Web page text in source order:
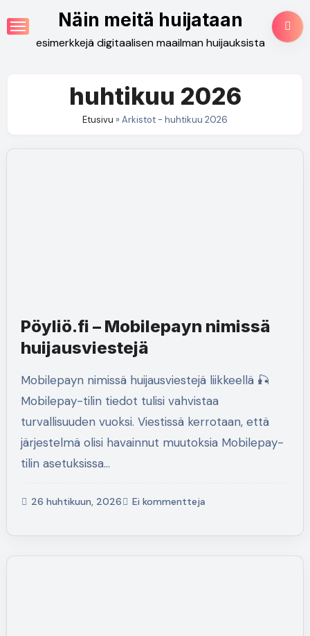
to
content
Näin meitä huijataan
esimerkkejä digitaalisen maailman huijauksista
huhtikuu 2026
Etusivu »Arkistot - huhtikuu 2026
Pöyliö.fi – Mobilepayn nimissä
huijausviestejä
Mobilepayn nimissä huijausviestejä liikkeellä 🎣
Mobilepay-tilin tiedot tulisi vahvistaa
turvallisuuden vuoksi. Viestissä kerrotaan, että
järjestelmä olisi havainnut muutoksia Mobilepay-
tilin asetuksissa…
26 huhtikuun, 2026 Ei kommentteja